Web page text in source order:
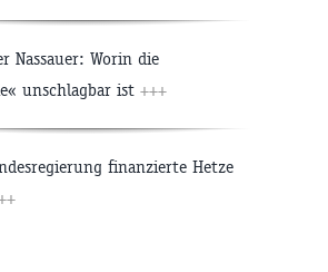
Nassauer: Worin die
unschlagbar ist +++
finanzierte Hetze